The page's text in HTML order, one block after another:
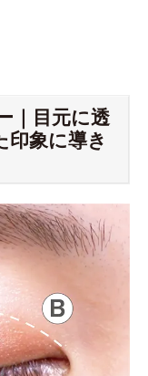
｜目元に透
印象に導き